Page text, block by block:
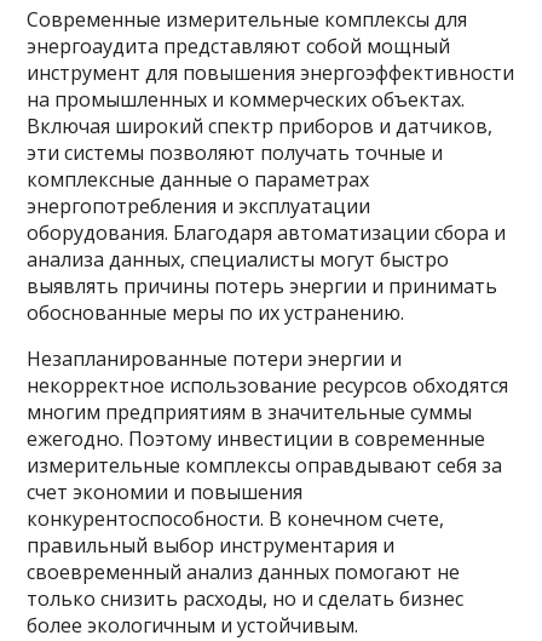
Современные измерительные комплексы для
энергоаудита представляют собой мощный
инструмент для повышения энергоэффективности
на промышленных и коммерческих объектах.
Включая широкий спектр приборов и датчиков,
эти системы позволяют получать точные и
комплексные данные о параметрах
энергопотребления и эксплуатации
оборудования. Благодаря автоматизации сбора и
анализа данных, специалисты могут быстро
выявлять причины потерь энергии и принимать
обоснованные меры по их устранению.
Незапланированные потери энергии и
некорректное использование ресурсов обходятся
многим предприятиям в значительные суммы
ежегодно. Поэтому инвестиции в современные
измерительные комплексы оправдывают себя за
счет экономии и повышения
конкурентоспособности. В конечном счете,
правильный выбор инструментария и
своевременный анализ данных помогают не
только снизить расходы, но и сделать бизнес
более экологичным и устойчивым.